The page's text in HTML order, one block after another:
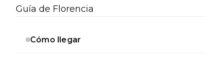
lateral
Guía de Florencia
Cómo llegar